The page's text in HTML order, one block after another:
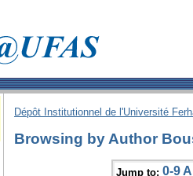
Dépôt Institutionnel de l'Université
Browsing by Author
Jump to: 0-9 A